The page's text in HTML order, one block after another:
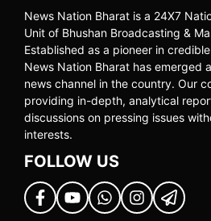
News Nation Bharat is a 24X7
Unit of Bhushan Broadcasting &
Established as a pioneer in
News Nation Bharat has emerged
news channel in the country. Our
providing in-depth, analytical
discussions on pressing issues
interests.
FOLLOW US